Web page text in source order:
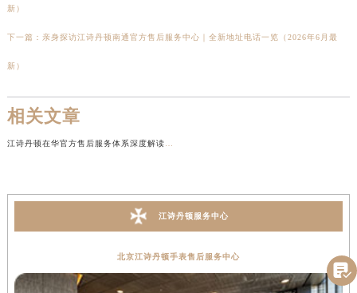
新）
下一篇： 亲身探访江诗丹顿南通官方售后服务中心｜全新地址电话一览（2026年6月最
新）
相关文章
江诗丹顿服务中心
北京江诗丹顿手表售后服务中心
